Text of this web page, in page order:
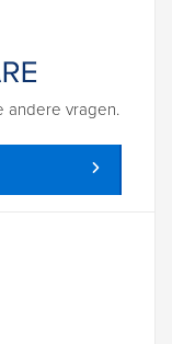
andere vragen.